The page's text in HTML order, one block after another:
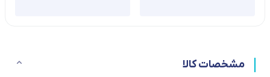
مشخصات کالا